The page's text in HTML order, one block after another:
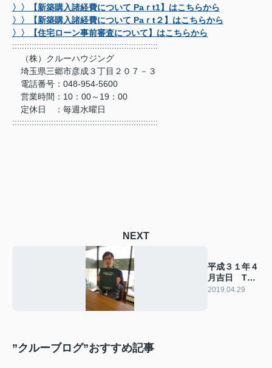
〉〉【新築購入諸経費について Paｒt1】はこちらから
〉〉【新築購入諸経費について Paｒt２】はこちらから
〉〉【住宅ローン事前審査について】はこちらから
::::::::::::::::::::::::::::::::::::::::::::::::::::::::::::
（株）クルーハウジング
埼玉県三郷市彦成３丁目２０７－３
電話番号：048-954-5600
営業時間：10：00～19：00
定休日 ：毎週水曜日
::::::::::::::::::::::::::::::::::::::::::::::::::::::::::::
NEXT
平成３１年４
月吉日 T様
の声
2019.04.29
”クルーブログ”おすすめ記事